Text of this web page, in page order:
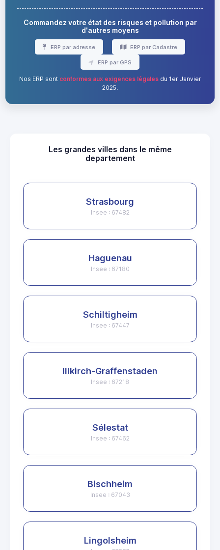
Commandez votre état des risques et pollution par
d'autres moyens
ERP par adresse ERP par Cadastre
ERP par GPS
Nos ERP sont conformes aux exigences légalesdu 1er Janvier
2025.
Les grandes villes dans le même
departement
Strasbourg
Insee : 67482
Haguenau
Insee : 67180
Schiltigheim
Insee : 67447
Illkirch-Graffenstaden
Insee : 67218
Sélestat
Insee : 67462
Bischheim
Insee : 67043
Lingolsheim